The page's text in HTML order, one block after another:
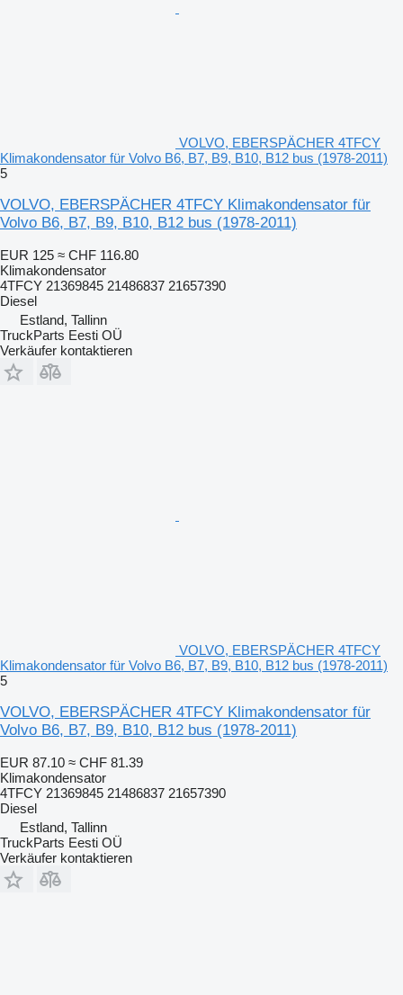
VOLVO, EBERSPÄCHER 4TFCY
Klimakondensator für Volvo B6, B7, B9, B10, B12 bus (1978-2011)
5
VOLVO, EBERSPÄCHER 4TFCY Klimakondensator für
Volvo B6, B7, B9, B10, B12 bus (1978-2011)
EUR 125 ≈ CHF 116.80
Klimakondensator
4TFCY 21369845 21486837 21657390
Diesel
Estland, Tallinn
TruckParts Eesti OÜ
Verkäufer kontaktieren
VOLVO, EBERSPÄCHER 4TFCY
Klimakondensator für Volvo B6, B7, B9, B10, B12 bus (1978-2011)
5
VOLVO, EBERSPÄCHER 4TFCY Klimakondensator für
Volvo B6, B7, B9, B10, B12 bus (1978-2011)
EUR 87.10 ≈ CHF 81.39
Klimakondensator
4TFCY 21369845 21486837 21657390
Diesel
Estland, Tallinn
TruckParts Eesti OÜ
Verkäufer kontaktieren